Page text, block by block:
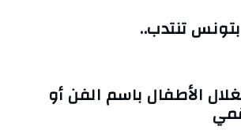
تنتدب..
الأطفال باسم الفن أو